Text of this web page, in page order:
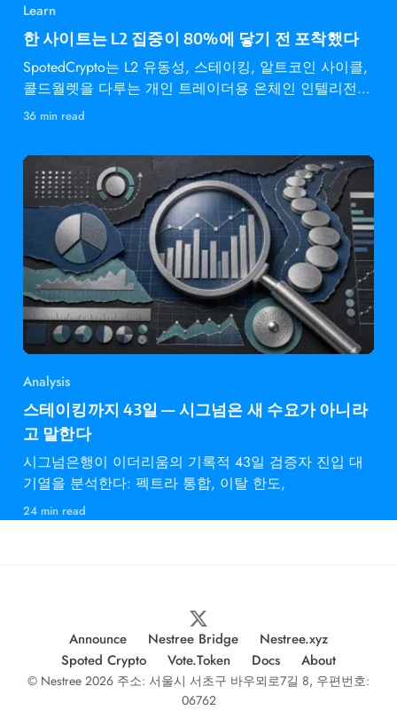
Learn
한 사이트는 L2 집중이 80%에 닿기 전 포착했다
SpotedCrypto는 L2 유동성, 스테이킹, 알트코인 사이클,
콜드월렛을 다루는 개인 트레이더용 온체인 인텔리전스
다.
36 min read
Analysis
스테이킹까지 43일 — 시그넘은 새 수요가 아니라
고 말한다
시그넘은행이 이더리움의 기록적 43일 검증자 진입 대
기열을 분석한다: 펙트라 통합, 이탈 한도,
24 min read
Announce Nestree Bridge
Nestree.xyz
Spoted Crypto
Vote.Token Docs About
© Nestree 2026 주소: 서울시 서초구 바우뫼로7길 8, 우편번호:
06762